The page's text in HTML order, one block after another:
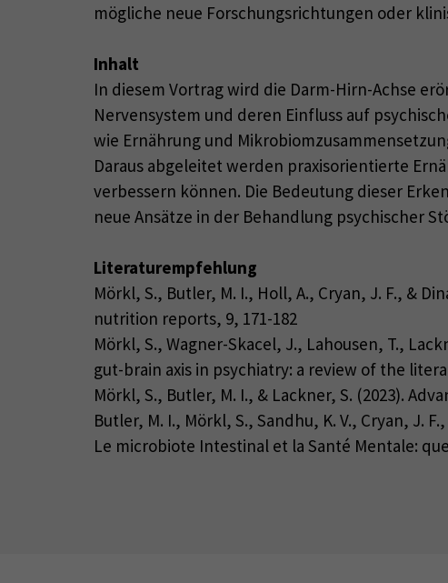
mögliche neue Forschungsrichtungen oder
Inhalt
In diesem Vortrag wird die Darm-Hirn-Achse
Nervensystem und deren Einfluss auf
wie Ernährung und
Daraus abgeleitet werden praxisorientierte
verbessern können. Die Bedeutung dieser
neue Ansätze in der Behandlung psychischer
Literaturempfehlung
Mörkl, S., Butler, M. I., Holl, A., Cryan, J. F., &
nutrition reports, 9, 171-182
Mörkl, S., Wagner-Skacel, J., Lahousen, T.,
gut-brain axis in psychiatry: a review of the
Mörkl, S., Butler, M. I., & Lackner, S. (2023).
Butler, M. I., Mörkl, S., Sandhu, K. V., Cryan, J.
Le microbiote Intestinal et la Santé Mentale: